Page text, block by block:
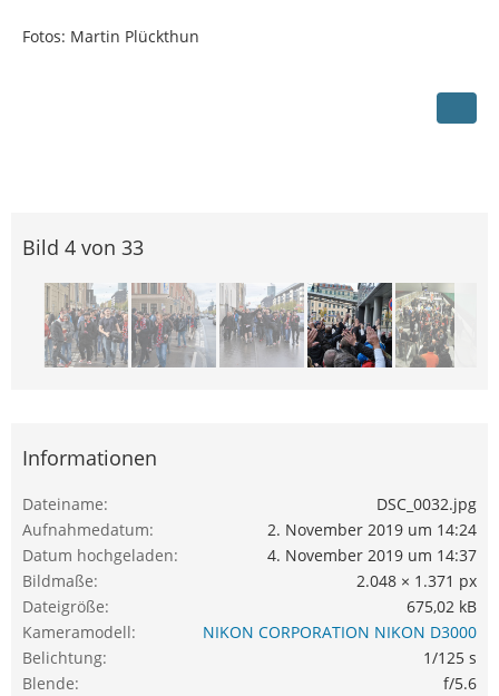
Fotos: Martin Plückthun
Bild 4 von 33
Informationen
Dateiname
DSC_0032.jpg
Aufnahmedatum
2. November 2019 um 14:24
Datum hochgeladen
4. November 2019 um 14:37
Bildmaße
2.048 × 1.371 px
Dateigröße
675,02 kB
Kameramodell
NIKON CORPORATION NIKON D3000
Belichtung
1/125 s
Blende
f/5.6